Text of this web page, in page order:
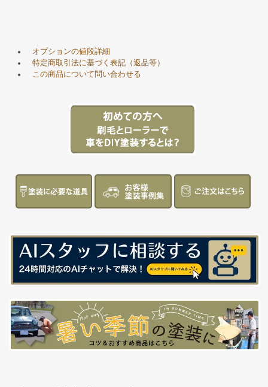
オプションの値段詳細
特定商取引法に基づく表記（返品等）
この商品について問い合わせる